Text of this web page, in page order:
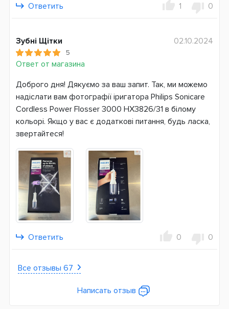
Ответить
1 0
Зубні Щітки
5
Ответ от магазина
02.10.2024
Доброго дня! Дякуємо за ваш запит. Так, ми можемо
надіслати вам фотографії іригатора Philips Sonicare
Cordless Power Flosser 3000 HX3826/31 в білому
кольорі. Якщо у вас є додаткові питання, будь ласка,
звертайтеся!
Ответить 0 0
Все отзывы 67
Написать отзыв